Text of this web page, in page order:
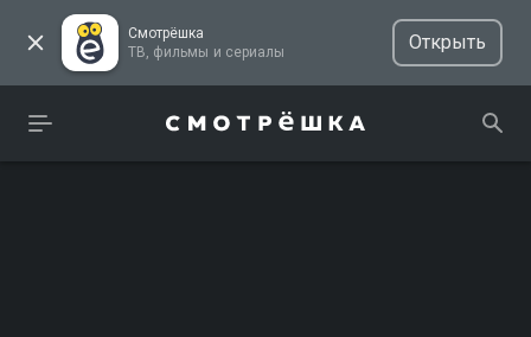
Смотрёшка
ТВ, фильмы и сериалы
Открыть